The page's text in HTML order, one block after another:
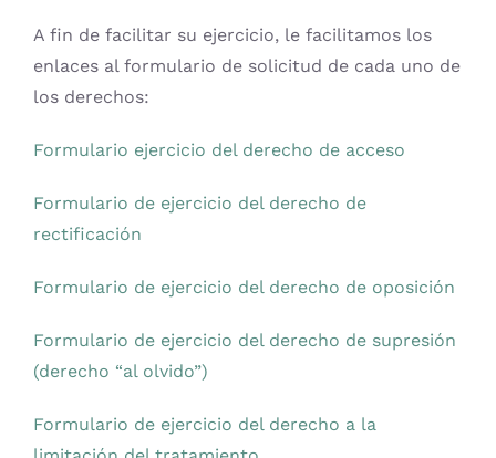
A fin de facilitar su ejercicio, le facilitamos los
enlaces al formulario de solicitud de cada uno de
los derechos:
Formulario ejercicio del derecho de acceso
Formulario de ejercicio del derecho de
rectificación
Formulario de ejercicio del derecho de oposición
Formulario de ejercicio del derecho de supresión
(derecho “al olvido”)
Formulario de ejercicio del derecho a la